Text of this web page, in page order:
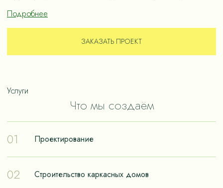
Подробнее
ЗАКАЗАТЬ ПРОЕКТ
Услуги
Что мы создаём
01
Проектирование
реализации мечты о собственном доме. Чтобы дом
02 Строительство каркасных домов